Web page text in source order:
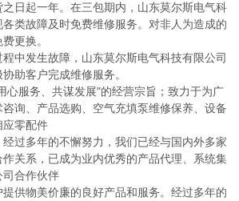
日起一年。在三包期内，山东莫尔斯电气科
类故障及时免费维修服务。对非人为造成的
更换。
中发生故障，山东莫尔斯电气科技有限公司
助客户完成维修服务。
心服务、共谋发展"的经营宗旨；致力于为广
询、产品选购、空气充填泵维修保养、设备
应零配件
过多年的不懈努力，我们已经与国内外多家
作关系，已成为业内优秀的产品代理、系统集
司合作伙伴
供物美价廉的良好产品和服务。经过多年的